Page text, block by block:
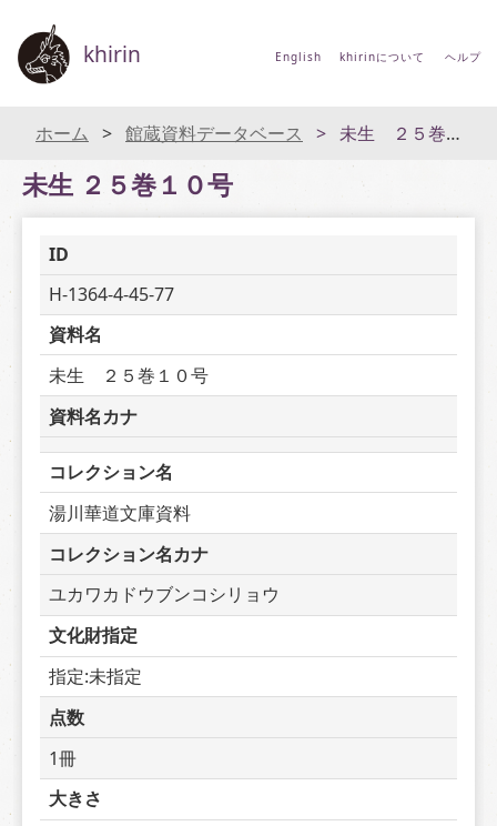
khirin English khirinについて ヘルプ
ホーム 館蔵資料データベース 未生 ２５巻１０号
未生 ２５巻１０号
ID
H-1364-4-45-77
資料名
未生　２５巻１０号
資料名カナ
コレクション名
湯川華道文庫資料
コレクション名カナ
ユカワカドウブンコシリョウ
文化財指定
指定:未指定
点数
1冊
大きさ